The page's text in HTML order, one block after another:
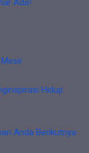
Hidup
Anda Berikutnya